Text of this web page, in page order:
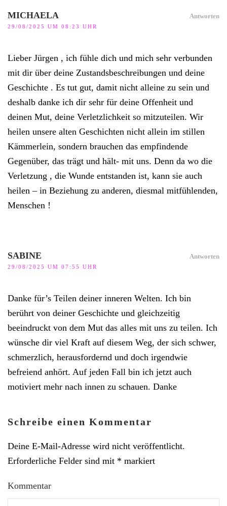
MICHAELA
29/08/2025 UM 08:23 UHR
Antworten
Lieber Jürgen , ich fühle dich und mich sehr verbunden
mit dir über deine Zustandsbeschreibungen und deine
Geschichte . Es tut gut, damit nicht alleine zu sein und
deshalb danke ich dir sehr für deine Offenheit und
deinen Mut, deine Verletzlichkeit so mitzuteilen. Wir
heilen unsere alten Geschichten nicht allein im stillen
Kämmerlein, sondern brauchen das empfindende
Gegenüber, das trägt und hält- mit uns. Denn da wo die
Verletzung , die Wunde entstanden ist, kann sie auch
heilen – in Beziehung zu anderen, diesmal mitfühlenden,
Menschen !
SABINE
29/08/2025 UM 07:55 UHR
Antworten
Danke für’s Teilen deiner inneren Welten. Ich bin
berührt von deiner Geschichte und gleichzeitig
beeindruckt von dem Mut das alles mit uns zu teilen. Ich
wünsche dir viel Kraft auf diesem Weg, der sich schwer,
schmerzlich, herausfordernd und doch irgendwie
befreiend anhört. Auf jeden Fall bin ich jetzt auch
motiviert mehr nach innen zu schauen. Danke
Schreibe einen Kommentar
Deine E-Mail-Adresse wird nicht veröffentlicht.
Erforderliche Felder sind mit * markiert
Kommentar